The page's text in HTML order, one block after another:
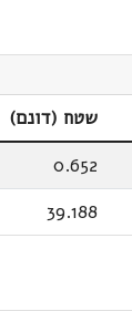
שטח (דונם)
0.652
39.188